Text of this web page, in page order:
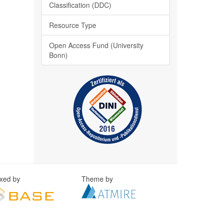
Classification (DDC)
Resource Type
Open Access Fund (University
Bonn)
by Theme by